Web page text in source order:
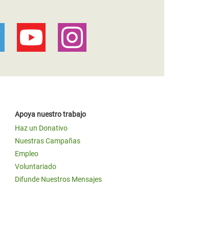
Apoya nuestro trabajo
Haz un Donativo
Nuestras Campañas
Empleo
Voluntariado
Difunde Nuestros Mensajes